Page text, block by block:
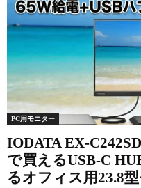
PC用モニター
IODATA EX-
で買えるUSB-C
るオフィス用23.8